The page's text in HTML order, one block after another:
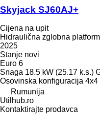
Skyjack SJ60AJ+
Cijena na upit
Hidraulična zglobna
2025
Stanje novi
Euro 6
Snaga 18.5 kW (25.17 k.s.)
Osovinska konfiguracija 4x4
Rumunija
Utilhub.ro
Kontaktirajte prodavca